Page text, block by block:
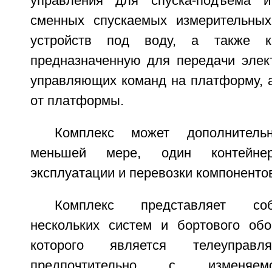
сменных спускаемых
устройств под воду, а также
предназначенную для передачи
управляющих команд на платформу,
от платформы.
Комплекс может
меньшей мере, один
эксплуатации и перевозки
Комплекс представляет
нескольких систем и бортового
которого является